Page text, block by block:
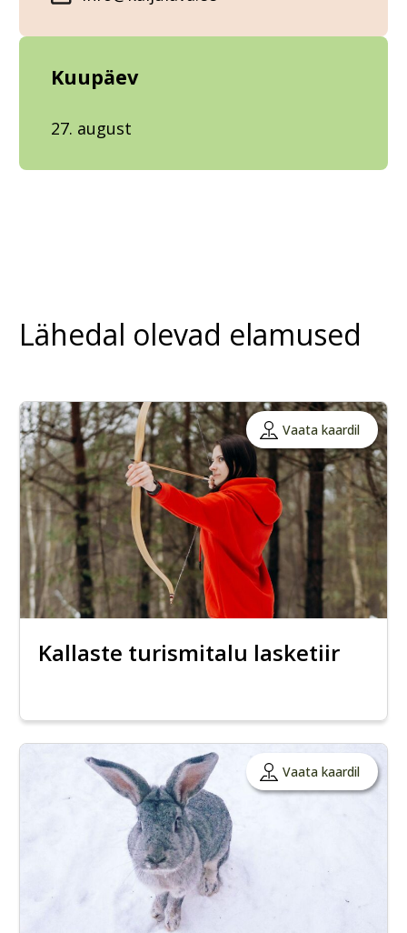
Kuupäev
27. august
Lähedal olevad elamused
Vaata kaardil
Kallaste turismitalu lasketiir
Vaata kaardil